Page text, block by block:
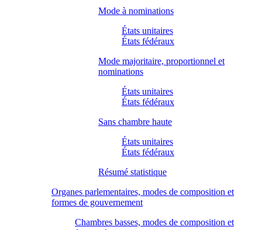
Mode à nominations
États unitaires
États fédéraux
Mode majoritaire, proportionnel et
nominations
États unitaires
États fédéraux
Sans chambre haute
États unitaires
États fédéraux
Résumé statistique
Organes parlementaires, modes de composition et
formes de gouvernement
Chambres basses, modes de composition et